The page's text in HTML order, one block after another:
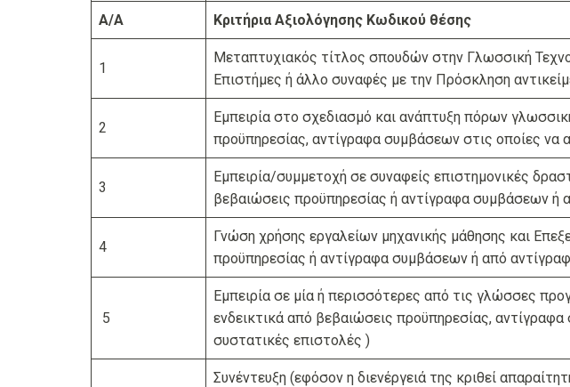
Α/Α Κριτήρια Αξιολόγησης Κωδικού θέσης
1
Μεταπτυχιακός τίτλος σπουδών στην Γλωσσική
Επιστήμες ή άλλο συναφές με την Πρόσκληση
2
Εμπειρία στο σχεδιασμό και ανάπτυξη πόρων
προϋπηρεσίας, αντίγραφα συμβάσεων στις οποίες να
3
Εμπειρία/συμμετοχή σε συναφείς επιστημονικές
βεβαιώσεις προϋπηρεσίας ή αντίγραφα συμβάσεων ή
4
Γνώση χρήσης εργαλείων μηχανικής μάθησης και
προϋπηρεσίας ή αντίγραφα συμβάσεων ή από
5
Εμπειρία σε μία ή περισσότερες από τις γλώσσες
ενδεικτικά από βεβαιώσεις προϋπηρεσίας,
συστατικές επιστολές )
Συνέντευξη (εφόσον η διενέργειά της κριθεί